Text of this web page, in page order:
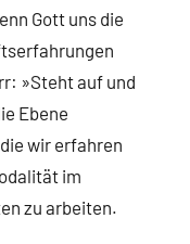
Gott uns die
»Steht auf und
Ebene
wir erfahren
im
zu arbeiten.